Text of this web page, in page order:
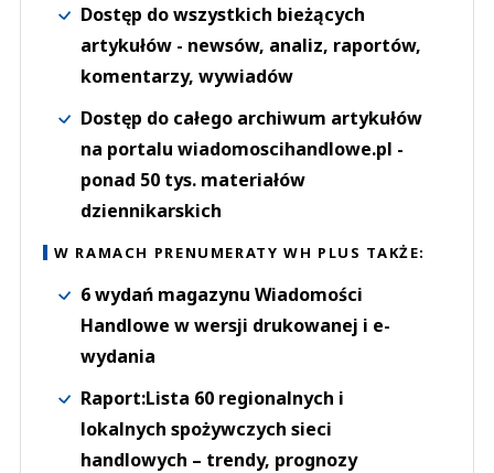
Dostęp do wszystkich bieżących
artykułów - newsów, analiz, raportów,
komentarzy, wywiadów
Dostęp do całego archiwum artykułów
na portalu wiadomoscihandlowe.pl -
ponad 50 tys. materiałów
dziennikarskich
W RAMACH PRENUMERATY WH PLUS TAKŻE:
6 wydań magazynu Wiadomości
Handlowe w wersji drukowanej i e-
wydania
Raport:Lista 60 regionalnych i
lokalnych spożywczych sieci
handlowych – trendy, prognozy